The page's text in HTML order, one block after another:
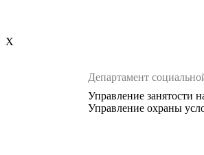
X
Департамент
Управление занятости
Управление охраны